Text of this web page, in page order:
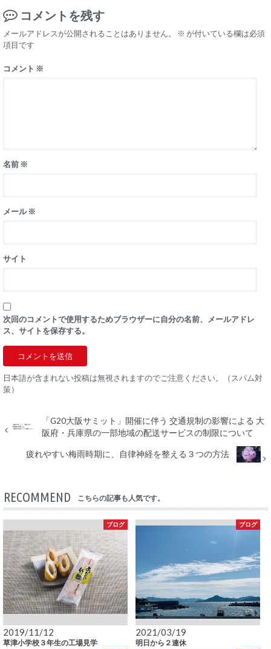
コメントを残す
メールアドレスが公開されることはありません。 ※ が付いている欄は必須
項目です
コメント ※
名前 ※
メール※
サイト
次回のコメントで使用するためブラウザーに自分の名前、メールアドレ
ス、サイトを保存する。
日本語が含まれない投稿は無視されますのでご注意ください。（スパム対
策）
「G20大阪サミット」開催に伴う 交通規制の影響による 大
阪府・兵庫県の一部地域の配送サービスの制限について
疲れやすい梅雨時期に、自律神経を整える３つの方法
RECOMMEND こちらの記事も人気です。
ブログ
2019/11/12
草津小学校３年生の工場見学
ブログ
2021/03/19
明日から２連休